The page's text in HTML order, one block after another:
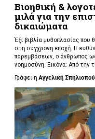
Βιοηθική &
μιλά για την
δικαιώματα
Έξι βιβλία μυθοπλασίας που
στη σύγχρονη εποχή. Η
παρεμβάσεων, ο άνθρωπος
νοημοσύνη. Εικόνα: Από την
Γράφει η Αγγελική